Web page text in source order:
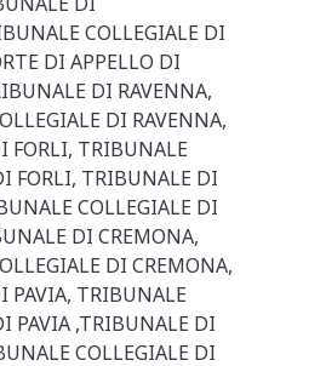
COLLEGIALE DI
DI APPELLO DI
DI RAVENNA,
DI RAVENNA,
FORLI, TRIBUNALE
FORLI, TRIBUNALE DI
COLLEGIALE DI
DI CREMONA,
DI CREMONA,
PAVIA, TRIBUNALE
PAVIA ,TRIBUNALE DI
COLLEGIALE DI